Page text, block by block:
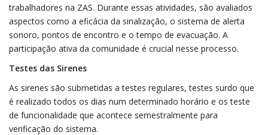
trabalhadores na ZAS. Durante essas atividades, são avaliados
aspectos como a eficácia da sinalização, o sistema de alerta
sonoro, pontos de encontro e o tempo de evacuação. A
participação ativa da comunidade é crucial nesse processo.
Testes das Sirenes
As sirenes são submetidas a testes regulares, testes surdo que
é realizado todos os dias num determinado horário e os teste
de funcionalidade que acontece semestralmente para
verificação do sistema.